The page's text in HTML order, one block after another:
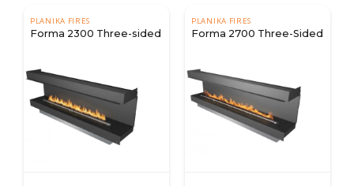
PLANIKA FIRES
Forma 2300 Three-sided
PLANIKA FIRES
Forma 2700 Three-Sided